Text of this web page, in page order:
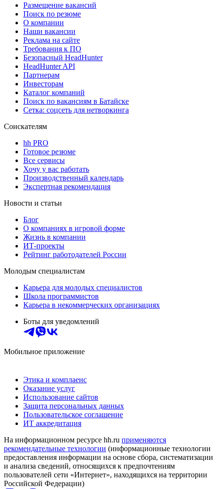
Размещение вакансий
Поиск по резюме
О компании
Наши вакансии
Реклама на сайте
Требования к ПО
Безопасный HeadHunter
HeadHunter API
Партнерам
Инвесторам
Каталог компаний
Поиск по вакансиям в Батайске
Сетка: соцсеть для нетворкинга
Соискателям
hh PRO
Готовое резюме
Все сервисы
Хочу у вас работать
Производственный календарь
Экспертная рекомендация
Новости и статьи
Блог
О компаниях в игровой форме
Жизнь в компании
ИТ-проекты
Рейтинг работодателей России
Молодым специалистам
Карьера для молодых специалистов
Школа программистов
Карьера в некоммерческих организациях
Боты для уведомлений
Мобильное приложение
Этика и комплаенс
Оказание услуг
Использование сайтов
Защита персональных данных
Пользовательское соглашение
ИТ аккредитация
На информационном ресурсе hh.ru применяются
рекомендательные технологии (информационные технологии
предоставления информации на основе сбора, систематизации
и анализа сведений, относящихся к предпочтениям
пользователей сети «Интернет», находящихся на территории
Российской Федерации)